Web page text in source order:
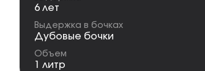
6 лет
Выдержка в бочках
Дубовые бочки
Объем
1 литр